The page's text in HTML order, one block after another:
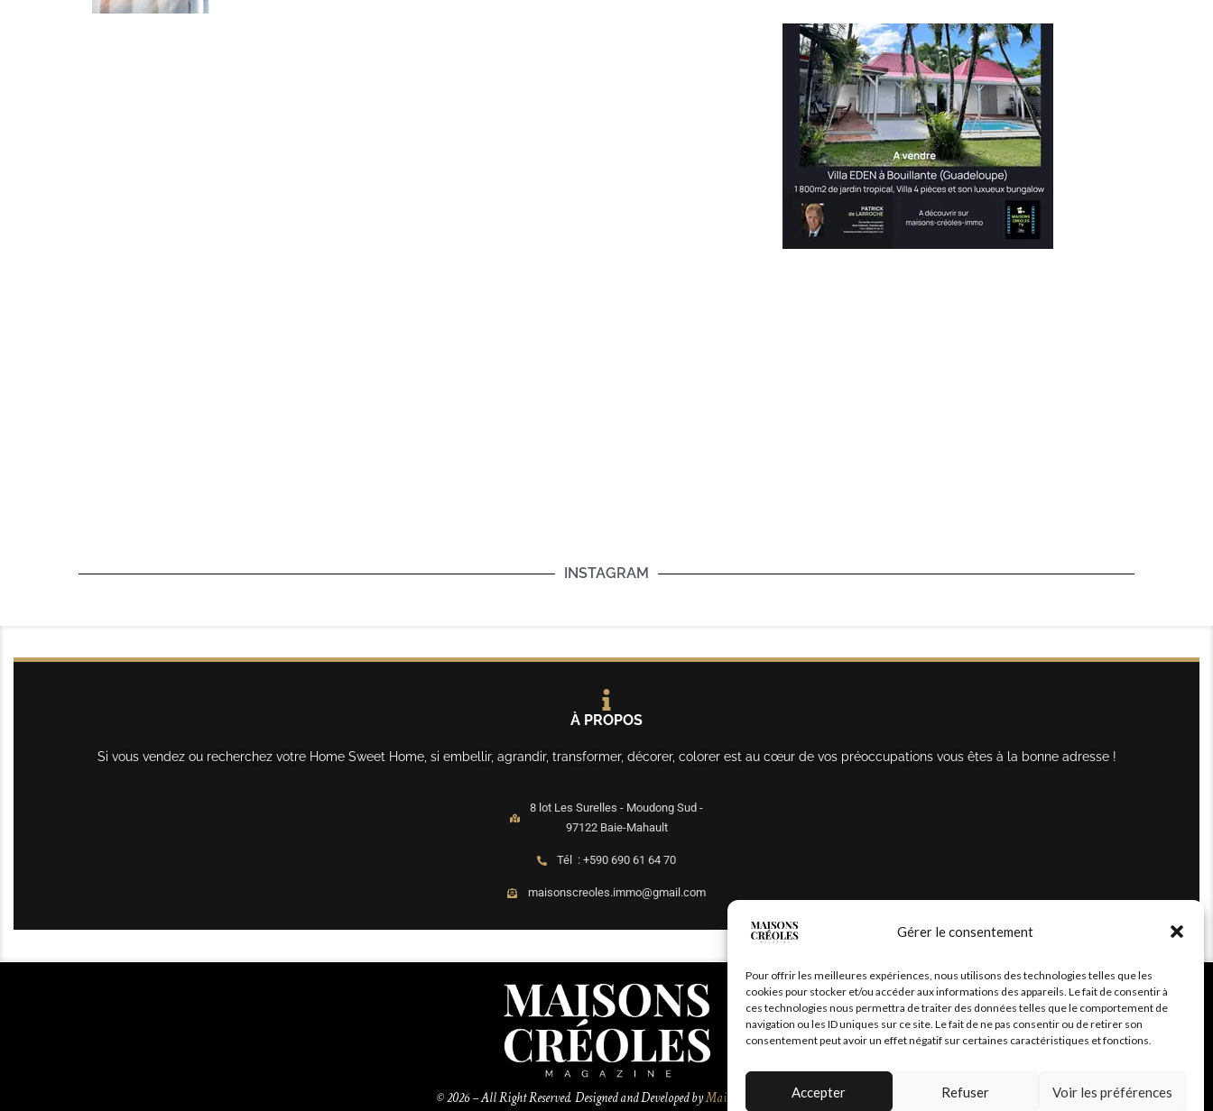
Gérer le consentement
Pour offrir les meilleures expériences, nous utilisons des technologies telles que les
cookies pour stocker et/ou accéder aux informations des appareils. Le fait de consentir à
ces technologies nous permettra de traiter des données telles que le comportement de
navigation ou les ID uniques sur ce site. Le fait de ne pas consentir ou de retirer son
consentement peut avoir un effet négatif sur certaines caractéristiques et fonctions.
Accepter Refuser Voir les préférences
INSTAGRAM
À PROPOS
Si vous vendez ou recherchez votre Home Sweet Home, si embellir, agrandir, transformer, décorer, colorer est au cœur de vos préoccupations vous êtes à la bonne adresse !
8 lot Les Surelles - Moudong Sud -
97122 Baie-Mahault
Tél : +590 690 61 64 70
maisonscreoles.immo@gmail.com
© 2026 – All Right Reserved. Designed and Developed byMaisonCréoles